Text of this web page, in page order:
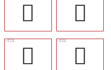
󶿴
󷀄
󷀁
󷀇